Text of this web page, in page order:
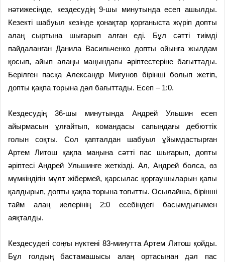
нәтижесінде, кездесудің 9-шы минутында есеп ашылды.
Кезекті шабуыл кезінде қонақтар қорғаныста жүріп допты
алаң сыртына шығарып алған еді. Бұл сәтті тиімді
пайдаланған Данила Васильченко допты ойынға жылдам
қосып, айып алаңы маңындағы әріптестеріне бағыттады.
Берілген пасқа Александр Мигунов бірінші болып жетіп,
допты қақпа торына дәл бағыттады. Есеп – 1:0.
Кездесудің 36-шы минутында Андрей Ульшин есеп
айырмасын ұлғайтып, командасы сапындағы дебюттік
голын соқты. Сол қапталдан шабуыл ұйымдастырған
Артем Литош қақпа маңына сәтті пас шығарып, допты
әріптесі Андрей Ульшинге жеткізді. Ал, Андрей болса, өз
мүмкіндігін мүлт жібермей, қарсылас қорғаушыларын қапы
қалдырып, допты қақпа торына тоғытты. Осылайша, бірінші
тайм алаң иелерінің 2:0 есебіндегі басымдығымен
аяқталды.
Кездесудегі соңғы нүктені 83-минутта Артем Литош қойды.
Бұл голдың бастамашысы алаң ортасынан дәл пас